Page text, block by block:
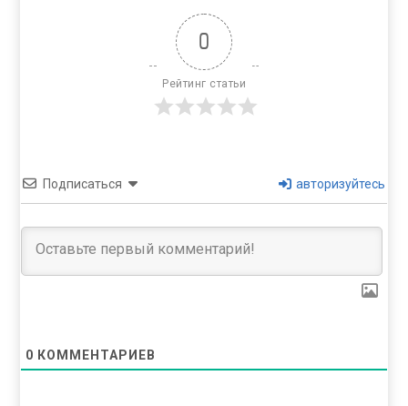
0
Рейтинг статьи
Подписаться авторизуйтесь
0 КОММЕНТАРИЕВ